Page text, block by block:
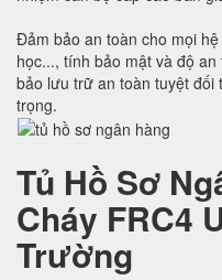
Đảm bảo an toàn cho mọi
học..., tính bảo mật và độ
bảo lưu trữ an toàn tuyệt đối
trọng.
Tủ Hồ Sơ
Cháy FRC4
Trường